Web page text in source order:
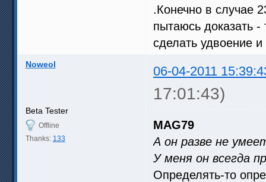
.Конечно в случае
пытаюсь доказать
сделать удвоение
Noweol 06-04-2011
17:01:43)
Beta Tester
Offline
Thanks: 133
MAG79
А он разве не
У меня он всегда
Определять-то